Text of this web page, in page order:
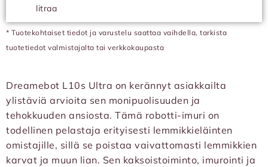
litraa
* Tuotekohtaiset tiedot ja varustelu saattaa vaihdella, tarkista
tuotetiedot valmistajalta tai verkkokaupasta
Dreamebot L10s Ultra on kerännyt asiakkailta
ylistäviä arvioita sen monipuolisuuden ja
tehokkuuden ansiosta. Tämä robotti-imuri on
todellinen pelastaja erityisesti lemmikkieläinten
omistajille, sillä se poistaa vaivattomasti lemmikkien
karvat ja muun lian. Sen kaksoistoiminto, imurointi ja